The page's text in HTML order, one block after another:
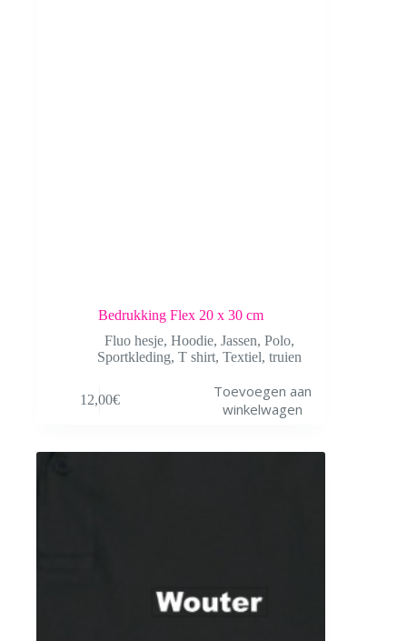
Bedrukking Flex 20 x 30 cm
Fluo hesje, Hoodie, Jassen, Polo,
Sportkleding, T shirt, Textiel, truien
12,00€
Toevoegen aan
winkelwagen